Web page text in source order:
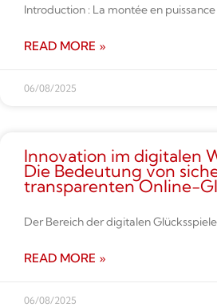
Introduction : La montée en
READ MORE »
06/08/2025
Innovation im digitalen
Die Bedeutung von
transparenten Online-
Der Bereich der digitalen
READ MORE »
06/08/2025